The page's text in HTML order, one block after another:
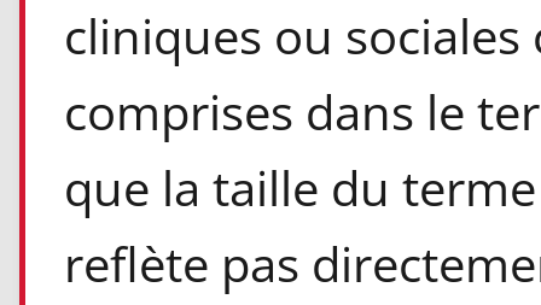
cliniques ou
comprises dans le
que la taille du
reflète pas